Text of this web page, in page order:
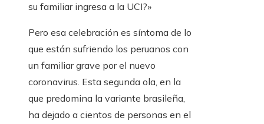
su familiar ingresa a la UCI?»
Pero esa celebración es síntoma de lo
que están sufriendo los peruanos con
un familiar grave por el nuevo
coronavirus. Esta segunda ola, en la
que predomina la variante brasileña,
ha dejado a cientos de personas en el